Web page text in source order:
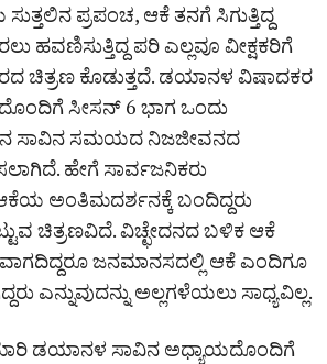
ಪ್ರಪಂಚ, ಆಕೆ ತನಗೆ ಸಿಗುತ್ತಿದ್ದ
ಹವಣಿಸುತ್ತಿದ್ದ ಪರಿ ಎಲ್ಲವೂ ವೀಕ್ಷಕರಿಗೆ
ಚಿತ್ರಣ ಕೊಡುತ್ತದೆ. ಡಯಾನಳ ವಿಷಾದಕರ
ಸೀಸನ್ 6 ಭಾಗ ಒಂದು
ಸಾವಿನ ಸಮಯದ ನಿಜಜೀವನದ
ಹೇಗೆ ಸಾರ್ವಜನಿಕರು
ಅಂತಿಮದರ್ಶನಕ್ಕೆ ಬಂದಿದ್ದರು
ಚಿತ್ರಣವಿದೆ. ವಿಚ್ಛೇದನದ ಬಳಿಕ ಆಕೆ
ಜನಮಾನಸದಲ್ಲಿ ಆಕೆ ಎಂದಿಗೂ
ಎನ್ನುವುದನ್ನು ಅಲ್ಲಗಳೆಯಲು ಸಾಧ್ಯವಿಲ್ಲ.
ಡಯಾನಳ ಸಾವಿನ ಅಧ್ಯಾಯದೊಂದಿಗೆ